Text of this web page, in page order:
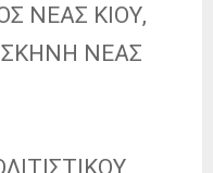
ΝΕΑΣ ΚΙΟΥ,
ΝΕΑΣ